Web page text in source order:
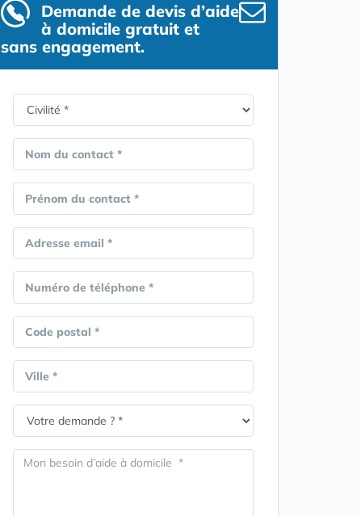
Demande de devis d’aide
à domicile gratuit et
sans engagement.
Nom du contact *
Prénom du contact *
Adresse email *
Numéro de téléphone *
Code postal *
Ville *